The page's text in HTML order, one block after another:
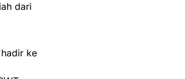
dari
ke